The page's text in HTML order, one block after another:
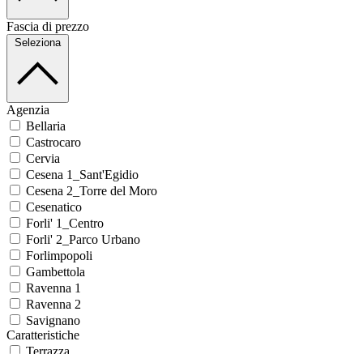
Fascia di prezzo
Seleziona
Agenzia
Bellaria
Castrocaro
Cervia
Cesena 1_Sant'Egidio
Cesena 2_Torre del Moro
Cesenatico
Forli' 1_Centro
Forli' 2_Parco Urbano
Forlimpopoli
Gambettola
Ravenna 1
Ravenna 2
Savignano
Caratteristiche